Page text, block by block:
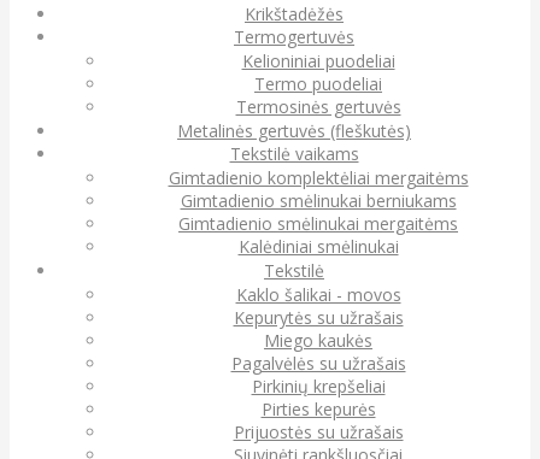
Krikštadėžės
Termogertuvės
Kelioniniai puodeliai
Termo puodeliai
Termosinės gertuvės
Metalinės gertuvės (fleškutės)
Tekstilė vaikams
Gimtadienio komplektėliai mergaitėms
Gimtadienio smėlinukai berniukams
Gimtadienio smėlinukai mergaitėms
Kalėdiniai smėlinukai
Tekstilė
Kaklo šalikai - movos
Kepurytės su užrašais
Miego kaukės
Pagalvėlės su užrašais
Pirkinių krepšeliai
Pirties kepurės
Prijuostės su užrašais
Siuvinėti rankšluosčiai